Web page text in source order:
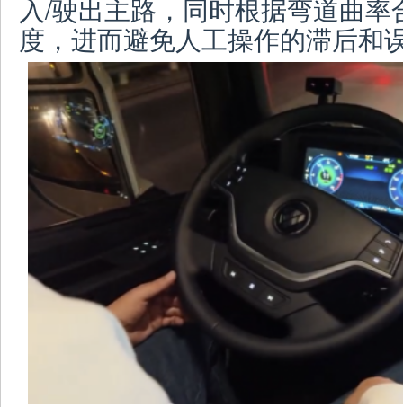
入/驶出主路，同时根据弯道曲
度，进而避免人工操作的滞后和